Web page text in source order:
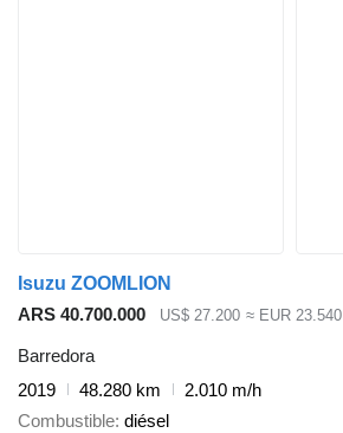
Isuzu ZOOMLION
ARS 40.700.000
US$ 27.200 ≈ EUR 23.540
Barredora
2019
48.280 km
2.010 m/h
Combustible diésel